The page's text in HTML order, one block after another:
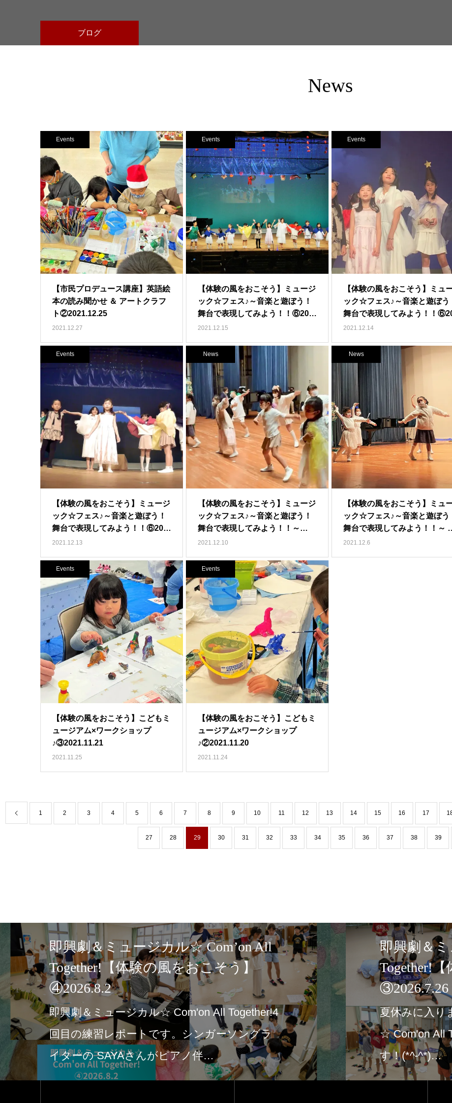
ブログ
News
Events
【市民プロデュース講座】英語絵
本の読み聞かせ ＆ アートクラフ
ト②2021.12.25
2021.12.27
Events
【体験の風をおこそう】ミュージ
ック☆フェス♪～音楽と遊ぼう！
舞台で表現してみよう！！⑥20…
2021.12.15
Events
【体験の風をおこそう】ミュ
ック☆フェス♪～音楽と遊ぼう
舞台で表現してみよう！！
2021.12.14
Events
【体験の風をおこそう】ミュージ
ック☆フェス♪～音楽と遊ぼう！
舞台で表現してみよう！！⑥20…
2021.12.13
News
【体験の風をおこそう】ミュージ
ック☆フェス♪～音楽と遊ぼう！
舞台で表現してみよう！！～
本…
2021.12.10
News
【体験の風をおこそう】ミュ
ック☆フェス♪～音楽と遊ぼう
舞台で表現
2021.12.6
Events
【体験の風をおこそう】こどもミ
ュージアム×ワークショップ
♪③2021.11.21
2021.11.25
Events
【体験の風をおこそう】こどもミ
ュージアム×ワークショップ
♪②2021.11.20
2021.11.24
1 2 3 4 5 6 7 8 9 10 11 12 13 14 15 16 17
27 28 29 30 31 32 33 34 35 36 37 38 39
All
で
ハロウィン☆タウンであそぼう
♪2026【体験の風をおこそう】募集の
お知らせ
ハロウィン☆タウンであそぼう♪2026 募集の
お知らせです☆毎年大好評のハロウィンイベ
ント♬英語絵本の読み聞かせの後、トリ…